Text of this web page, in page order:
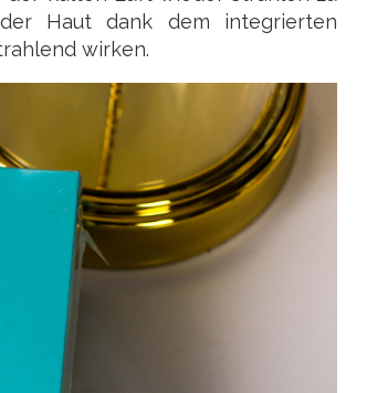
Haut dank dem integrierten
wirken.